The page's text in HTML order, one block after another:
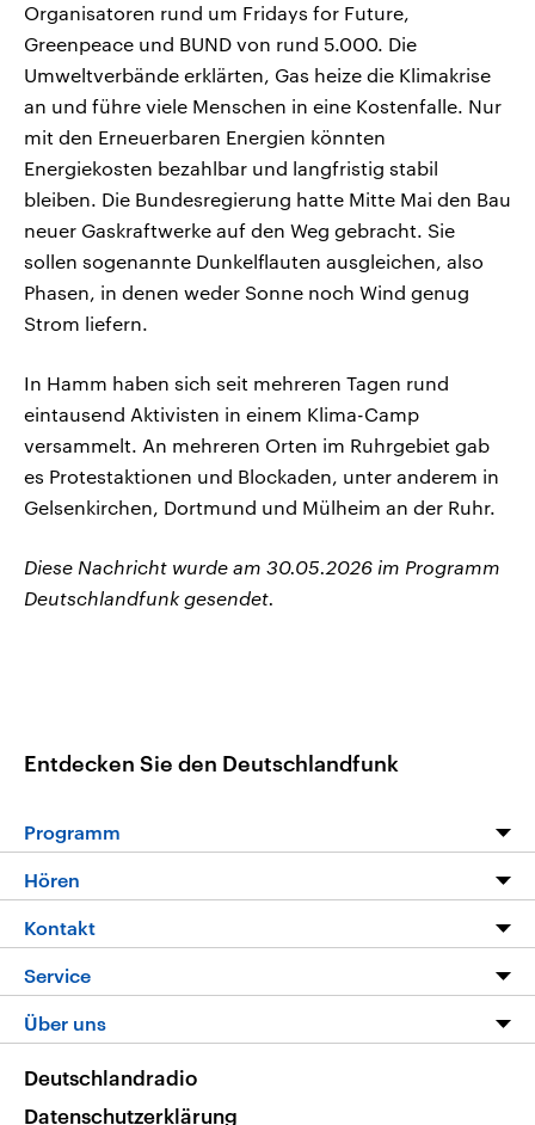
Organisatoren rund um Fridays for Future,
Greenpeace und BUND von rund 5.000. Die
Umweltverbände erklärten, Gas heize die Klimakrise
an und führe viele Menschen in eine Kostenfalle. Nur
mit den Erneuerbaren Energien könnten
Energiekosten bezahlbar und langfristig stabil
bleiben. Die Bundesregierung hatte Mitte Mai den Bau
neuer Gaskraftwerke auf den Weg gebracht. Sie
sollen sogenannte Dunkelflauten ausgleichen, also
Phasen, in denen weder Sonne noch Wind genug
Strom liefern.
In Hamm haben sich seit mehreren Tagen rund
eintausend Aktivisten in einem Klima-Camp
versammelt. An mehreren Orten im Ruhrgebiet gab
es Protestaktionen und Blockaden, unter anderem in
Gelsenkirchen, Dortmund und Mülheim an der Ruhr.
Diese Nachricht wurde am 30.05.2026 im Programm
Deutschlandfunk gesendet.
Entdecken Sie den Deutschlandfunk
Programm
Programm
Die Nachrichten
Nachrichtenleicht
Neue Beiträge auf dlf.de
Hören
Livestream
Podcasts
Deutschlandfunk App
Nachrichten App
Frequenzen
Kontakt
Hörerservice
Service
FAQ
Veranstaltungen
Über uns
Deutschlandradio
Datenschutzerklärung